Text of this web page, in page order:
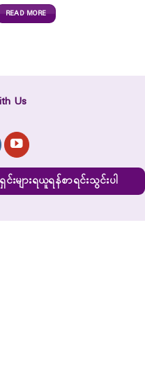
READ MORE
Us
င်းများရယူရန်စာရင်းသွင်းပါ